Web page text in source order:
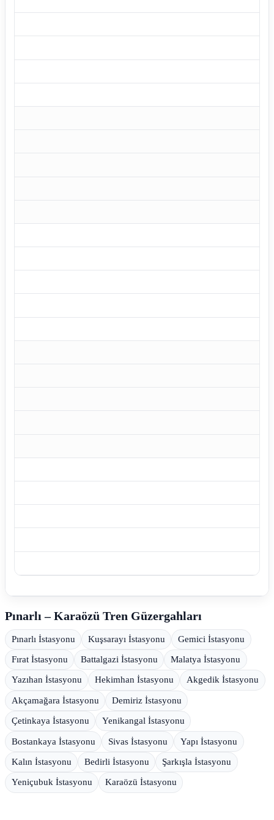
Pınarlı – Karaözü Tren Güzergahları
Pınarlı İstasyonu Kuşsarayı İstasyonu Gemici İstasyonu
Fırat İstasyonu Battalgazi İstasyonu Malatya İstasyonu
Yazıhan İstasyonu Hekimhan İstasyonu Akgedik İstasyonu
Akçamağara İstasyonu Demiriz İstasyonu
Çetinkaya İstasyonu Yenikangal İstasyonu
Bostankaya İstasyonu Sivas İstasyonu Yapı İstasyonu
Kalın İstasyonu Bedirli İstasyonu Şarkışla İstasyonu
Yeniçubuk İstasyonu Karaözü İstasyonu